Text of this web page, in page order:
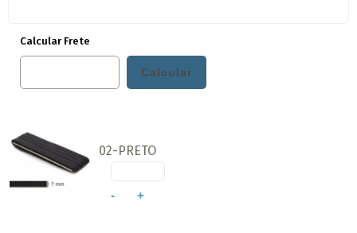
Calcular Frete
02-PRETO
+
-